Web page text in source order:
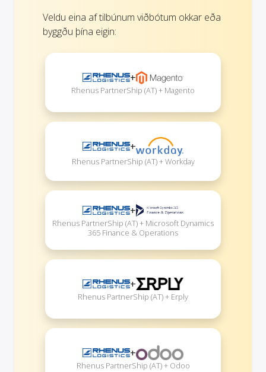
Veldu eina af tilbúnum viðbótum okkar eða
byggðu þína eigin:
+
Rhenus PartnerShip (AT) + Magento
+
Rhenus PartnerShip (AT) + Workday
+
Rhenus PartnerShip (AT) + Microsoft Dynamics
365 Finance & Operations
+
Rhenus PartnerShip (AT) + Erply
+
Rhenus PartnerShip (AT) + Odoo